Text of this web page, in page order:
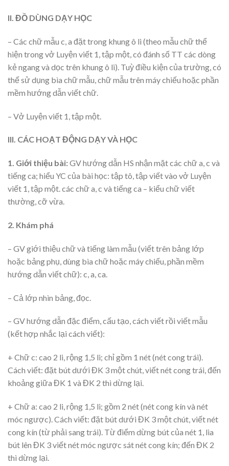
II. ĐỒ DÙNG DẠY HỌC
– Các chữ mẫu c, a đặt trong khung ô li (theo mẫu chữ thể
hiện trong vở Luyện viết 1, tập một, có đánh số TT các dòng
kẻ ngang và dọc trên khung ô li). Tuỳ điều kiện của trường, có
thể sử dụng bìa chữ mẫu, chữ mẫu trên máy chiếu hoặc phần
mềm hướng dẫn viết chữ.
– Vở Luyện viết 1, tập một.
III. CÁC HOẠT ĐỘNG DẠY VÀ HỌC
1. Giới thiệu bài:GV hướng dẫn HS nhận mặt các chữ a, c và
tiếng ca; hiểu YC của bài học: tập tô, tập viết vào vở Luyện
viết 1, tập một. các chữ a, c và tiếng ca – kiểu chữ viết
thường, cỡ vừa.
2. Khám phá
– GV giới thiệu chữ và tiếng làm mẫu (viết trên bảng lớp
hoặc bảng phụ, dùng bìa chữ hoặc máy chiếu, phần mềm
hướng dẫn viết chữ): c, a, ca.
– Cả lớp nhìn bảng, đọc.
– GV hướng dẫn đặc điểm, cấu tạo, cách viết rồi viết mẫu
(kết hợp nhắc lại cách viết):
+ Chữ c: cao 2 li, rộng 1,5 li; chỉ gồm 1 nét (nét cong trái).
Cách viết: đặt bút dưới ĐK 3 một chút, viết nét cong trái, đến
khoảng giữa ĐK 1 và ĐK 2 thì dừng lại.
+ Chữ a: cao 2 li, rộng 1,5 li; gồm 2 nét (nét cong kín và nét
móc ngược). Cách viết: đặt bút dưới ĐK 3 một chút, viết nét
cong kín (từ phải sang trái). Từ điểm dừng bút của nét 1, lia
bút lên ĐK 3 viết nét móc ngược sát nét cong kín; đến ĐK 2
thì dừng lại.